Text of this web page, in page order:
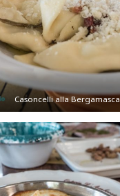
Casoncelli alla Bergamasca